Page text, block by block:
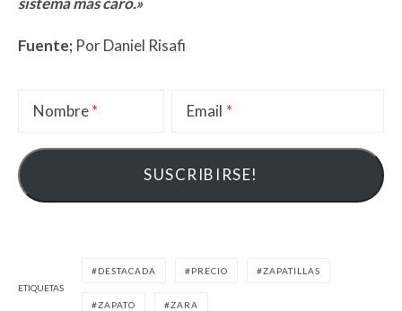
Fuente; Por Daniel Risafi
Nombre Email
ETIQUETAS
DESTACADA PRECIO ZAPATILLAS
ZAPATO ZARA